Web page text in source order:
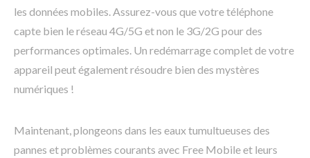
les données mobiles. Assurez-vous que votre téléphone
capte bien le réseau 4G/5G et non le 3G/2G pour des
performances optimales. Un redémarrage complet de votre
appareil peut également résoudre bien des mystères
numériques !
Maintenant, plongeons dans les eaux tumultueuses des
pannes et problèmes courants avec Free Mobile et leurs